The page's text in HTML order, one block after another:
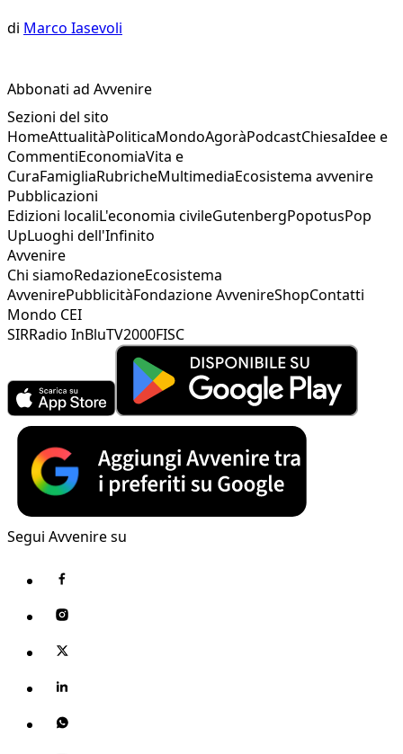
di Marco Iasevoli
Abbonati ad Avvenire
Sezioni del sito
HomeAttualitàPoliticaMondoAgoràPodcastChiesaIdee e
CommentiEconomiaVita e
CuraFamigliaRubricheMultimediaEcosistema avvenire
Pubblicazioni
Edizioni localiL'economia civileGutenbergPopotusPop
UpLuoghi dell'Infinito
Avvenire
Chi siamoRedazioneEcosistema
AvvenirePubblicitàFondazione AvvenireShopContatti
Mondo CEI
SIRRadio InBluTV2000FISC
Segui Avvenire su